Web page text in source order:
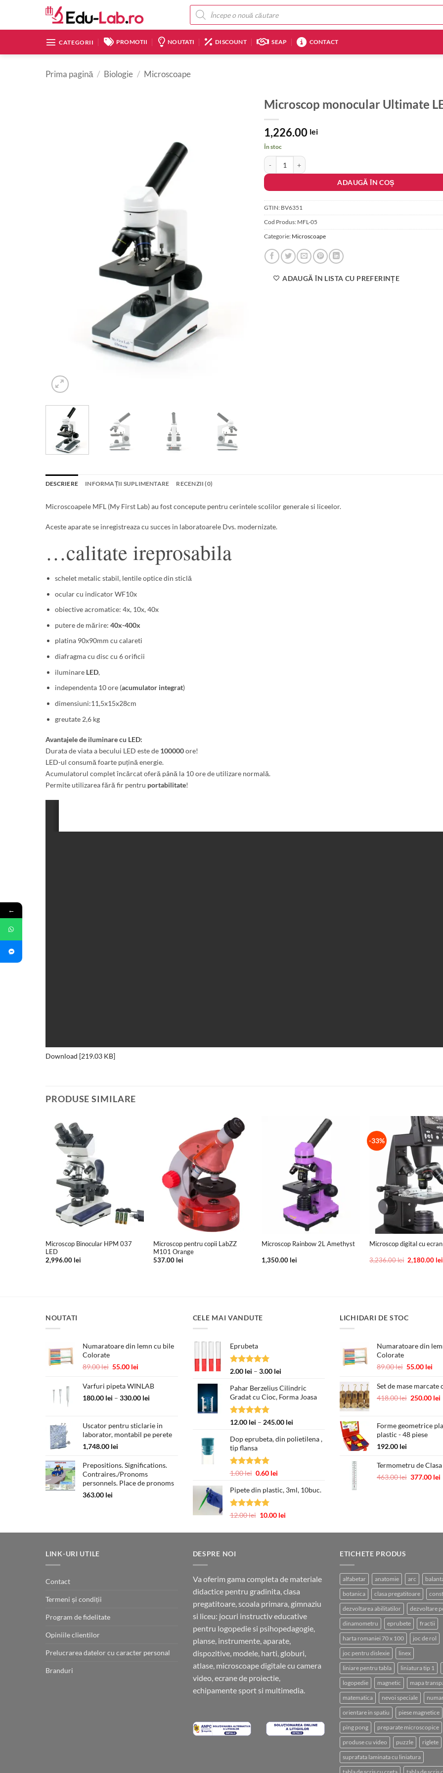
content
Products
search
CATEGORII PROMOTII NOUTATI DISCOUNT SEAP CONTACT
Prima pagină / Biologie / Microscoape
Microscop monocular Ultimate
1,226.00 lei
În stoc
Cantitate Microscop monocular Ultimate LED
ADAUGĂ ÎN COȘ
GTIN: BV6351
Cod Produs: MFL-05
Categorie: Microscoape
ADAUGĂ ÎN LISTA CU PREFERINȚE
DESCRIERE INFORMAȚII SUPLIMENTARE RECENZII (0)
Microscoapele MFL (My First Lab) au fost concepute pentru cerintele scolilor generale si liceelor.
Aceste aparate se inregistreaza cu succes in laboratoarele Dvs. modernizate.
…calitate ireprosabila
schelet metalic stabil, lentile optice din sticlă
ocular cu indicator WF10x
obiective acromatice: 4x, 10x, 40x
putere de mărire: 40x-400x
platina 90x90mm cu calareti
diafragma cu disc cu 6 orificii
iluminare LED,
independenta 10 ore (acumulator integrat)
dimensiuni:11,5x15x28cm
greutate 2,6 kg
Avantajele de iluminare cu LED:
Durata de viata a becului LED este de 100000ore!
LED-ul consumă foarte puțină energie.
Acumulatorul complet încărcat oferă până la 10 ore de utilizare normală.
Permite utilizarea fără fir pentru portabilitate!
Download [219.03 KB]
PRODUSE SIMILARE
Microscop Binocular HPM 037
LED
2,996.00 lei
Microscop pentru copii LabZZ
M101 Orange
537.00 lei
Microscop Rainbow 2L Amethyst
1,350.00 lei
-33%
+
Microscop digital cu
3,236.00lei Prețul
inițial
2,180.00 lei
NOUTATI
Numaratoare din lemn cu bile
Colorate
89.00lei Prețul
a
fost:
55.00 lei
este:
55.00 lei.
Varfuri pipeta WINLAB
180.00 lei – 330.00 lei
180.00 lei
până
Uscator pentru sticlarie in
laborator, montabil pe perete
1,748.00 lei
Prepositions. Significations.
Contraires./Pronoms
personnels. Place de pronoms
363.00 lei
CELE MAI VANDUTE
Eprubeta
Evaluat la
2.00 lei – 3.00 leiInterval
prețuri:
2.00 lei
3.00 lei
Pahar Berzelius Cilindric
Gradat cu Cioc, Forma Joasa
Evaluat la
12.00 lei – 245.00 leiInterval
prețuri:
Dop eprubeta, din polietilena ,
tip flansa
Evaluat la
1.00lei Prețul
a
fost:
0.60 leiPrețul
este:
Pipete din plastic, 3ml, 10buc.
Evaluat la
12.00lei Prețul
a
10.00 leiPrețul
este:
LICHIDARI DE STOC
Numaratoare din
Colorate
89.00lei Prețul
a
fost:
55.00 lei
Set de mase marcate
418.00lei Prețul
fost:
418.00 lei.
250.00 lei
Forme geometrice
plastic - 48 piese
192.00 lei
Termometru de
463.00lei Prețul
377.00 lei
LINK-URI UTILE
Contact
Termeni și condiții
Program de fidelitate
Opiniile clientilor
Prelucrarea datelor cu caracter personal
Branduri
DESPRE NOI
Va oferim gama completa de materiale
didactice pentru gradinita, clasa
pregatitoare, scoala primara, gimnaziu
si liceu: jocuri instructiv educative
pentru logopedie si psihopedagogie,
planse, instrumente, aparate,
dispozitive, modele, harti, globuri,
atlase, microscoape digitale cu camera
video, ecrane de proiectie,
echipamente sport si multimedia.
ETICHETE PRODUS
alfabetar anatomie arc
botanica clasa pregatitoare
dezvoltarea abilitatilor dezvoltare
dinamometru eprubete fractii
harta romaniei 70 x 100 joc de rol
joc pentru dislexie linex
liniare pentru tabla liniatura tip 1
logopedie magnetic mapa
matematica nevoi speciale
orientare in spatiu piese magnetice
ping pong preparate microscopice
produse cu video puzzle riglete
suprafata laminata cu liniatura
←